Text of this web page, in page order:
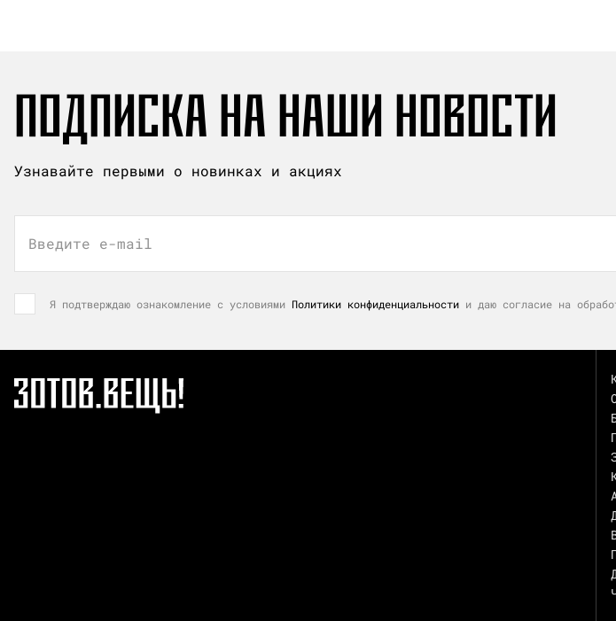
ПОДПИСКА НА НАШИ НОВОСТИ
Узнавайте первыми о новинках и акциях
Введите e-mail
Я подтверждаю ознакомление с условиями Политики конфиденциальности и даю согласие на